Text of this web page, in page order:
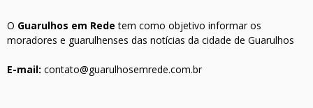
O Guarulhos em Rede tem como objetivo informar os
moradores e guarulhenses das notícias da cidade de Guarulhos
E-mail: contato@guarulhosemrede.com.br